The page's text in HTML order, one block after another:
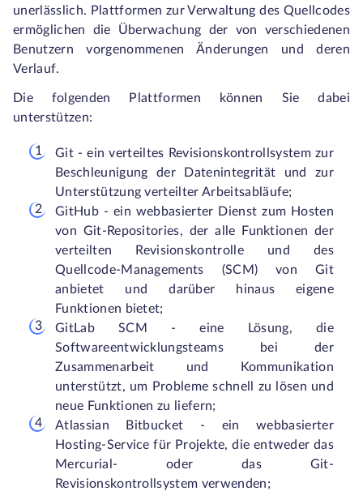
unerlässlich. Plattformen zur Verwaltung des Quellcodes
ermöglichen die Überwachung der von verschiedenen
Benutzern vorgenommenen Änderungen und deren
Verlauf.
Die folgenden Plattformen können Sie dabei
unterstützen:
Git - ein verteiltes Revisionskontrollsystem zur
Beschleunigung der Datenintegrität und zur
Unterstützung verteilter Arbeitsabläufe;
GitHub - ein webbasierter Dienst zum Hosten
von Git-Repositories, der alle Funktionen der
verteilten Revisionskontrolle und des
Quellcode-Managements (SCM) von Git
anbietet und darüber hinaus eigene
Funktionen bietet;
GitLab SCM - eine Lösung, die
Softwareentwicklungsteams bei der
Zusammenarbeit und Kommunikation
unterstützt, um Probleme schnell zu lösen und
neue Funktionen zu liefern;
Atlassian Bitbucket - ein webbasierter
Hosting-Service für Projekte, die entweder das
Mercurial- oder das Git-
Revisionskontrollsystem verwenden;